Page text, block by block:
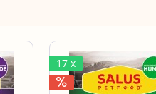
17 x